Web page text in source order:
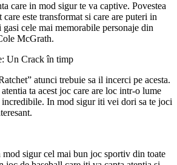
care in mod sigur te va captive. Povestea
este transformat si care are puteri in
gasi cele mai memorabile personaje din
McGrath.
Un Crack în timp
atunci trebuie sa il incerci pe acesta.
ta acest joc care are loc intr-o lume
incredibile. In mod sigur iti vei dori sa te joci
sigur cel mai bun joc sportiv din toate